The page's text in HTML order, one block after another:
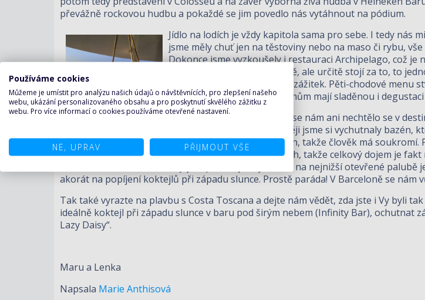
převážně rockovou hudbu a pokaždé se jim povedlo nás vytáhnout na pódium.
Jídlo na lodích je vždy kapitola sama pro sebe. I tedy nás
jsme měly chuť jen na těstoviny nebo na maso či rybu,
Dokonce jsme vyzkoušely i restauraci Archipelago, což je
zde není sice zahrnuté v ceně, ale určitě stojí za to, to
hlavní potřeby – hladu, je to zážitek. Pěti-chodové
předchozí. Dokonce k pokrmům mají sladěnou i degustaci
Loď se nám natolik líbila, že se nám ani nechtělo se v
vyloďovat bez omezení! Raději jsme si vychutnaly
v několika úrovních a částech, takže člověk má
v různých výškových úrovních, takže celkový dojem je
nejvyšší palubě je sky walk a na nejnižší otevřené
akorát na popíjení koktejlů při západu slunce. Prostě paráda! V Barceloně se nám
Tak také vyrazte na plavbu s Costa Toscana a dejte nám vědět, zda jste i Vy byli
ideálně koktejl při západu slunce v baru pod širým nebem (Infinity Bar), ochutnat
Lazy Daisy“.
Maru a Lenka
Napsala Marie Anthisová
Používáme cookies
Můžeme je umístit pro analýzu našich údajů o návštěvnících, pro zlepšení našeho
webu, ukázání personalizovaného obsahu a pro poskytnutí skvělého zážitku z
webu. Pro více informací o cookies používáme otevřené nastavení.
NE, UPRAV PŘIJMOUT VŠE